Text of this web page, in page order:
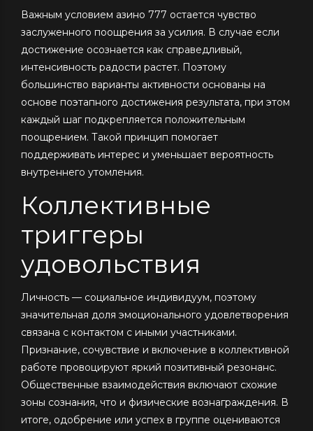
Важным условием азино 777 остается чувство
заслуженного поощрения за усилия. В случае если
достижение осознается как справедливый,
интенсивность радости растет. Поэтому
большинство варианты активности основаны на
основе поэтапного достижения результата, при этом
каждый шаг подкрепляется положительным
поощрением. Такой принцип помогает
поддерживать интерес и уменьшает вероятность
внутреннего утомления.
Коллективные
триггеры
удовольствия
Личность — социальное индивидуум, поэтому
значительная доля эмоционального удовлетворения
связана с контактом с иными участниками.
Признание, сочувствие и включение в коллективной
работе провоцируют яркий позитивный резонанс.
Общественные взаимодействия включают схожие
зоны сознания, что и физические вознаграждения. В
итоге, одобрение или успех в группе оцениваются